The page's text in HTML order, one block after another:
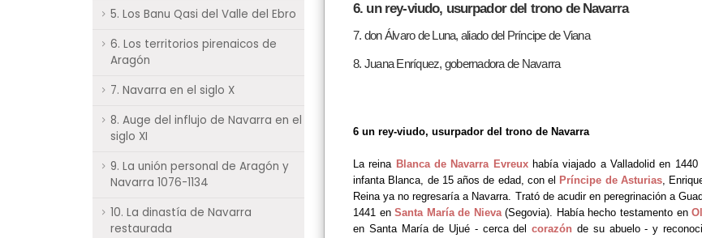
5. Los Banu Qasi del Valle del Ebro
6. Los territorios pirenaicos de
Aragón
7. Navarra en el siglo X
8. Auge del influjo de Navarra en el
siglo XI
9. La unión personal de Aragón y
Navarra 1076-1134
10. La dinastía de Navarra
restaurada
6. un rey-viudo, usurpador del trono de Navarra
7. don Álvaro de Luna, aliado del Príncipe de Viana
8. Juana Enríquez, gobernadora de Navarra
6 un rey-viudo, usurpador del trono de Navarra
La reina Blanca de Navarra Evreux había viajado a Valladolid en
infanta Blanca, de 15 años de edad, con el Príncipe de Asturias,
Reina ya no regresaría a Navarra. Trató de acudir en peregrinación a
1441 enSanta María de Nieva (Segovia). Había hecho testamento en
en Santa María de Ujué - cerca delcorazón de su abuelo - y